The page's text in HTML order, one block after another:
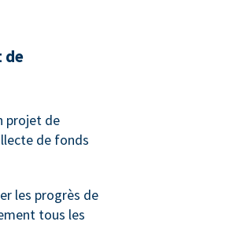
de
projet de
de fonds
les progrès de
tous les